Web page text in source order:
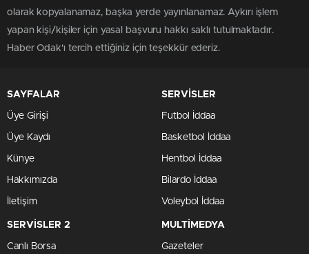
olarak kopyalanamaz, başka yerde yayınlanamaz. Aykırı işlem
yapan kişi/kişiler için yasal başvuru hakkı saklı tutulmaktadır.
Haber Odak'ı tercih ettiğiniz için teşekkür ederiz.
SAYFALAR
Üye Girişi
Üye Kaydı
Künye
Hakkımızda
İletişim
SERVİSLER
Futbol İddaa
Basketbol İddaa
Hentbol İddaa
Bilardo İddaa
Voleybol İddaa
SERVİSLER 2
Canlı Borsa
MULTİMEDYA
Gazeteler